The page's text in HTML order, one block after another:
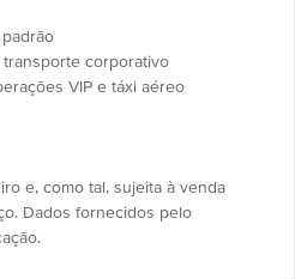
corporativo
VIP e táxi aéreo
e, como tal, sujeita à venda
Dados fornecidos pelo